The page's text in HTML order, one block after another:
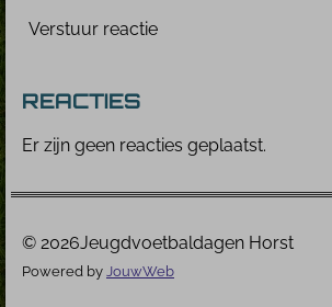
Verstuur reactie
REACTIES
Er zijn geen reacties geplaatst.
© 2026Jeugdvoetbaldagen Horst
Powered by JouwWeb